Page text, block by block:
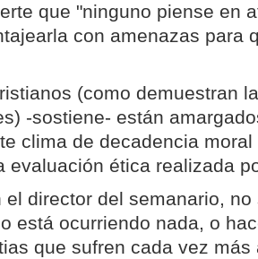
que "ninguno piense en
con amenazas para
(como demuestran
-sostiene- están
clima de decadencia
evaluación ética realizada
el director del semanario,
está ocurriendo nada, o
que sufren cada vez